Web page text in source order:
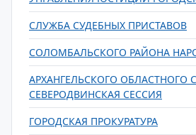
СЛУЖБА СУДЕБНЫХ ПРИСТАВОВ
СОЛОМБАЛЬСКОГО РАЙОНА
АРХАНГЕЛЬСКОГО ОБЛАСТНОГО
СЕВЕРОДВИНСКАЯ СЕССИЯ
ГОРОДСКАЯ ПРОКУРАТУРА